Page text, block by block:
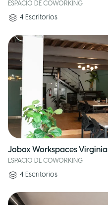
ESPACIO DE COWORKING
4 Escritorios
Jobox Workspaces Virginia
ESPACIO DE COWORKING
4 Escritorios